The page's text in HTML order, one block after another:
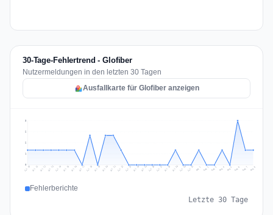
30-Tage-Fehlertrend - Glofiber
Nutzermeldungen in den letzten 30 Tagen
Ausfallkarte für Glofiber anzeigen
1
2
2
3
Jul 10 Jul 11 Jul 12 Jul 13 Jul 14 Jul 15 Jul 16 Jul 17 Jul 18 Jul 19 Jul 20 Jul 21 Jul 22 Jul 23 Jul 24 Jul 25 Jul 26 Jul 27 Jul 28 Jul 29 Jul 30 Jul 31 Aug 1 Aug 2 Aug 3 Aug 4 Aug 5 Aug 6 Aug 7 Aug 8
Fehlerberichte
Letzte 30 Tage